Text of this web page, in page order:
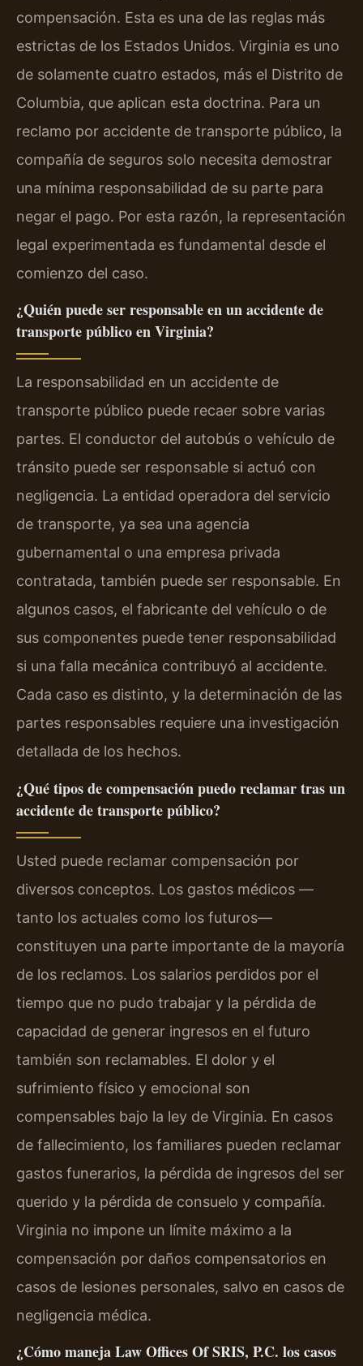
compensación. Esta es una de las reglas más
estrictas de los Estados Unidos. Virginia es uno
de solamente cuatro estados, más el Distrito de
Columbia, que aplican esta doctrina. Para un
reclamo por accidente de transporte público, la
compañía de seguros solo necesita demostrar
una mínima responsabilidad de su parte para
negar el pago. Por esta razón, la representación
legal experimentada es fundamental desde el
comienzo del caso.
¿Quién puede ser responsable en un accidente de
transporte público en Virginia?
La responsabilidad en un accidente de
transporte público puede recaer sobre varias
partes. El conductor del autobús o vehículo de
tránsito puede ser responsable si actuó con
negligencia. La entidad operadora del servicio
de transporte, ya sea una agencia
gubernamental o una empresa privada
contratada, también puede ser responsable. En
algunos casos, el fabricante del vehículo o de
sus componentes puede tener responsabilidad
si una falla mecánica contribuyó al accidente.
Cada caso es distinto, y la determinación de las
partes responsables requiere una investigación
detallada de los hechos.
¿Qué tipos de compensación puedo reclamar tras un
accidente de transporte público?
Usted puede reclamar compensación por
diversos conceptos. Los gastos médicos —
tanto los actuales como los futuros—
constituyen una parte importante de la mayoría
de los reclamos. Los salarios perdidos por el
tiempo que no pudo trabajar y la pérdida de
capacidad de generar ingresos en el futuro
también son reclamables. El dolor y el
sufrimiento físico y emocional son
compensables bajo la ley de Virginia. En casos
de fallecimiento, los familiares pueden reclamar
gastos funerarios, la pérdida de ingresos del ser
querido y la pérdida de consuelo y compañía.
Virginia no impone un límite máximo a la
compensación por daños compensatorios en
casos de lesiones personales, salvo en casos de
negligencia médica.
¿Cómo maneja Law Offices Of SRIS, P.C. los casos